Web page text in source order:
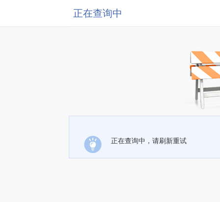
正在查询中
正在查询中，请刷新重试